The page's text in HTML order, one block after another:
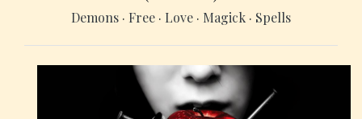
Demons · Free · Love · Magick · Spells